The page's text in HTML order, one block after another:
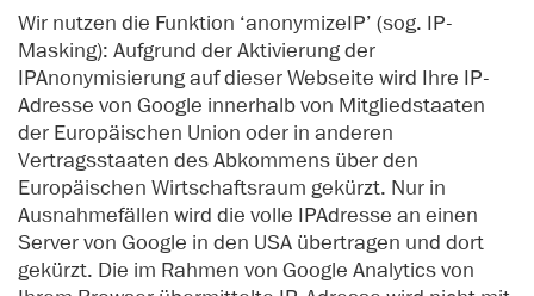
Wir nutzen die Funktion ‘anonymizeIP’ (sog. IP-
Masking): Aufgrund der Aktivierung der
IPAnonymisierung auf dieser Webseite wird Ihre IP-
Adresse von Google innerhalb von Mitgliedstaaten
der Europäischen Union oder in anderen
Vertragsstaaten des Abkommens über den
Europäischen Wirtschaftsraum gekürzt. Nur in
Ausnahmefällen wird die volle IPAdresse an einen
Server von Google in den USA übertragen und dort
gekürzt. Die im Rahmen von Google Analytics von